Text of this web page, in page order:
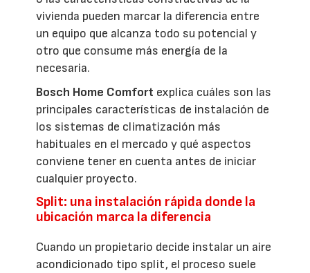
vivienda pueden marcar la diferencia entre
un equipo que alcanza todo su potencial y
otro que consume más energía de la
necesaria.
Bosch Home Comfort explica cuáles son las
principales características de instalación de
los sistemas de climatización más
habituales en el mercado y qué aspectos
conviene tener en cuenta antes de iniciar
cualquier proyecto.
Split: una instalación rápida donde la
ubicación marca la diferencia
Cuando un propietario decide instalar un aire
acondicionado tipo split, el proceso suele